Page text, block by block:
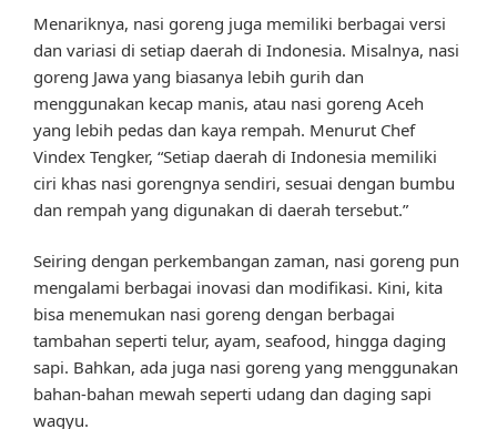
Menariknya, nasi goreng juga memiliki berbagai versi
dan variasi di setiap daerah di Indonesia. Misalnya, nasi
goreng Jawa yang biasanya lebih gurih dan
menggunakan kecap manis, atau nasi goreng Aceh
yang lebih pedas dan kaya rempah. Menurut Chef
Vindex Tengker, “Setiap daerah di Indonesia memiliki
ciri khas nasi gorengnya sendiri, sesuai dengan bumbu
dan rempah yang digunakan di daerah tersebut.”
Seiring dengan perkembangan zaman, nasi goreng pun
mengalami berbagai inovasi dan modifikasi. Kini, kita
bisa menemukan nasi goreng dengan berbagai
tambahan seperti telur, ayam, seafood, hingga daging
sapi. Bahkan, ada juga nasi goreng yang menggunakan
bahan-bahan mewah seperti udang dan daging sapi
wagyu.